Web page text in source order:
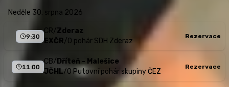
neděle 30. srpna 2026
9:30
CR/Zderaz
EXČR/O pohár SDH Zderaz
Rezervace
11:00
CB/ Dříteň - Malešice
JČHL/O Putovní pohár skupiny ČEZ
Rezervace